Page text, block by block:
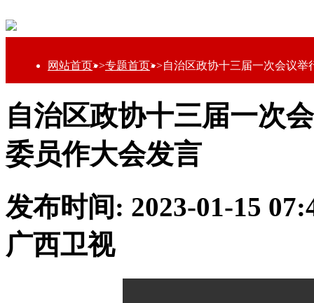
网站首页>>专题首页>>自治区政协十三届一次会议举
自治区政协十三届一次
委员作大会发言
发布时间: 2023-01-15
广西卫视